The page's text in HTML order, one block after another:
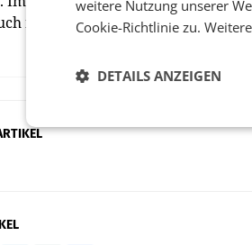
mehr als 250 österreichische
weitere Nutzung unserer
Cookie-Richtlinie zu.
DETAILS ANZEIGEN